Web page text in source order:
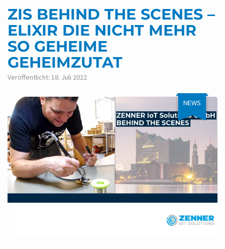
ZIS BEHIND THE SCENES –
ELIXIR DIE NICHT MEHR
SO GEHEIME
GEHEIMZUTAT
Veröffentlicht: 18. Juli 2022
NEWS